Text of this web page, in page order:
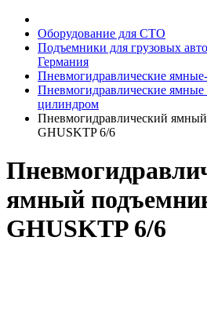
Оборудование для СТО
Подъемники для грузовых
Германия
Пневмогидравлические
Пневмогидравлические
цилиндром
Пневмогидравлический
GHUSKTP 6/6
ямный
GHUSKTP 6/6